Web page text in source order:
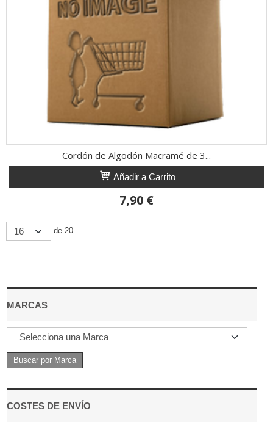
MARCAS
COSTES DE ENVÍO
Cordón de Algodón Macramé de 3...
Añadir a Carrito
7,90 €
de 20